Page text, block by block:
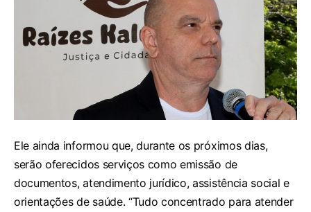
Ele ainda informou que, durante os próximos dias,
serão oferecidos serviços como emissão de
documentos, atendimento jurídico, assistência social e
orientações de saúde. “Tudo concentrado para atender